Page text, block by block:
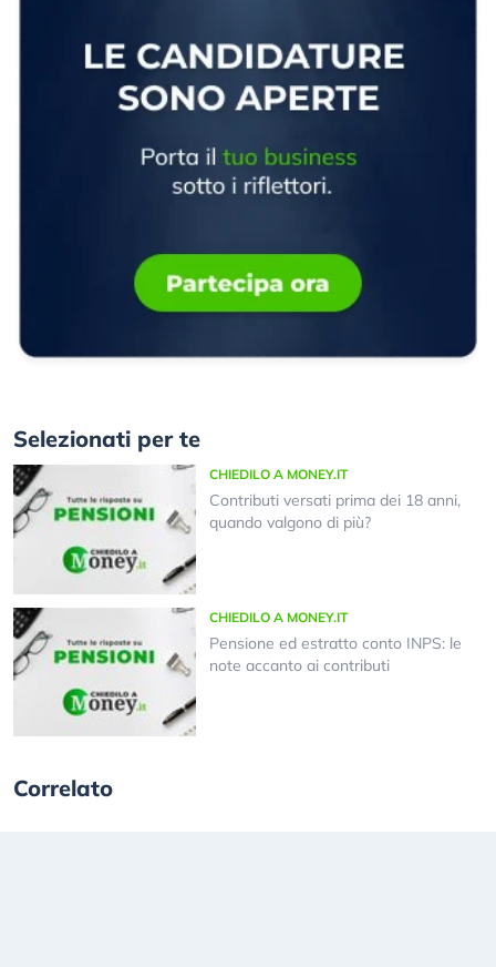
Selezionati per te
CHIEDILO A MONEY.IT
Contributi versati prima dei 18 anni,
quando valgono di più?
CHIEDILO A MONEY.IT
Pensione ed estratto conto INPS: le
note accanto ai contributi
Correlato